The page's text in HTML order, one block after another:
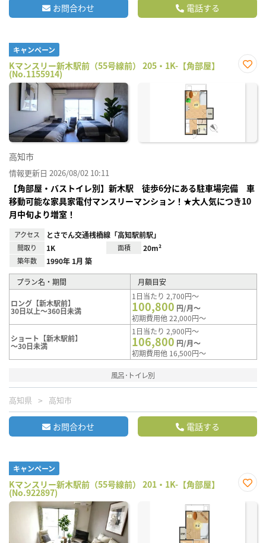
お問合わせ 電話する
キャンペーン
Kマンスリー新木駅前（55号線前） 205・1K-【角部屋】
(No.1155914)
に入
高知市
情報更新日 2026/08/02 10:11
【角部屋・バストイレ別】新木駅 徒歩6分にある駐車場完備 車
移動可能な家具家電付マンスリーマンション！★大人気につき10
月中旬より増室！
アクセス とさでん交通桟橋線「高知駅前駅」
間取り 1K 面積 20m²
築年数 1990年 1月 築
プラン名・期間 月額目安
ロング【新木駅前】
30日以上～360日未満
1日当たり 2,700円～
100,800 円/月～
初期費用他 22,000円～
ショート【新木駅前】
～30日未満
1日当たり 2,900円～
106,800 円/月～
初期費用他 16,500円～
風呂･トイレ別
高知県 高知市
お問合わせ 電話する
キャンペーン
Kマンスリー新木駅前（55号線前） 201・1K-【角部屋】
(No.922897)
に入